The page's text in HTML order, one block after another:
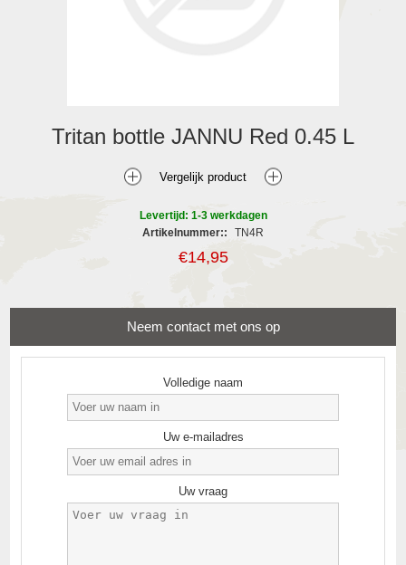
Tritan bottle JANNU Red 0.45 L
Levertijd: 1-3 werkdagen
Artikelnummer::
TN4R
€14,95
Neem contact met ons op
Volledige naam
Uw e-mailadres
Uw vraag